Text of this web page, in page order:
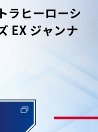
ラヒーローシ
EX ジャンナ